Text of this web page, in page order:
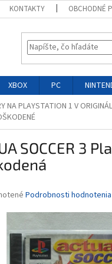
KONTAKTY OBCHODNÉ
XBOX PC
NA PLAYSTATION 1 V
SOCCER 3
Podrobnosti hodnotenia